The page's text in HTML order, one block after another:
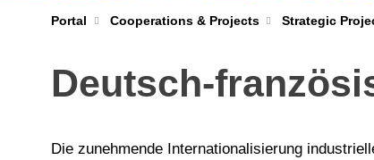
Portal Cooperations & Projects Strategic
Deutsch-
Die zunehmende Internationalisierung